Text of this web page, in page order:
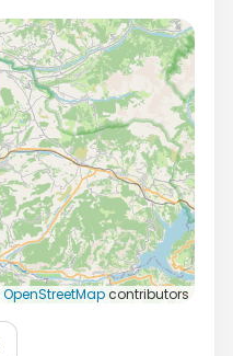
OpenStreetMapcontributors